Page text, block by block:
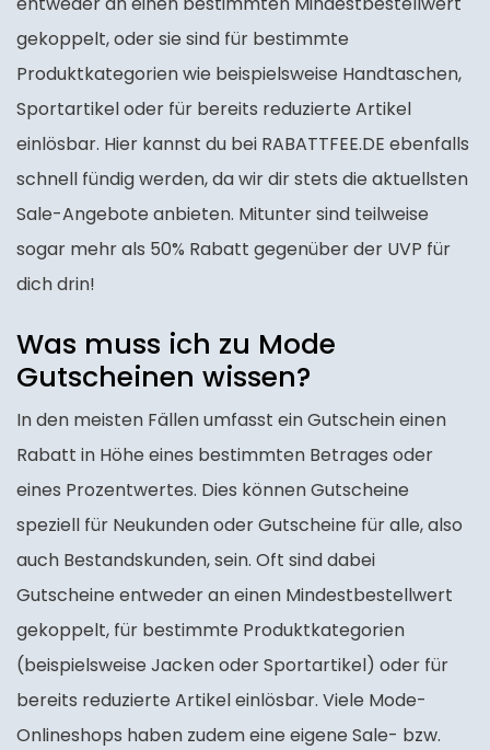
gekoppelt, oder sie sind für bestimmte
Produktkategorien wie beispielsweise Handtaschen,
Sportartikel oder für bereits reduzierte Artikel
einlösbar. Hier kannst du bei RABATTFEE.DE ebenfalls
schnell fündig werden, da wir dir stets die aktuellsten
Sale-Angebote anbieten. Mitunter sind teilweise
sogar mehr als 50% Rabatt gegenüber der UVP für
dich drin!
Was muss ich zu Mode
Gutscheinen wissen?
In den meisten Fällen umfasst ein Gutschein einen
Rabatt in Höhe eines bestimmten Betrages oder
eines Prozentwertes. Dies können Gutscheine
speziell für Neukunden oder Gutscheine für alle, also
auch Bestandskunden, sein. Oft sind dabei
Gutscheine entweder an einen Mindestbestellwert
gekoppelt, für bestimmte Produktkategorien
(beispielsweise Jacken oder Sportartikel) oder für
bereits reduzierte Artikel einlösbar. Viele Mode-
Onlineshops haben zudem eine eigene Sale- bzw.